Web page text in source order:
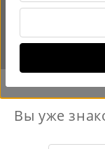

Вы уже